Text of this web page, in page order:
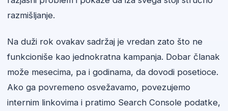
razmišljanje.
Na duži rok ovakav sadržaj je vredan zato što ne
funkcioniše kao jednokratna kampanja. Dobar članak
može mesecima, pa i godinama, da dovodi posetioce.
Ako ga povremeno osvežavamo, povezujemo
internim linkovima i pratimo Search Console podatke,